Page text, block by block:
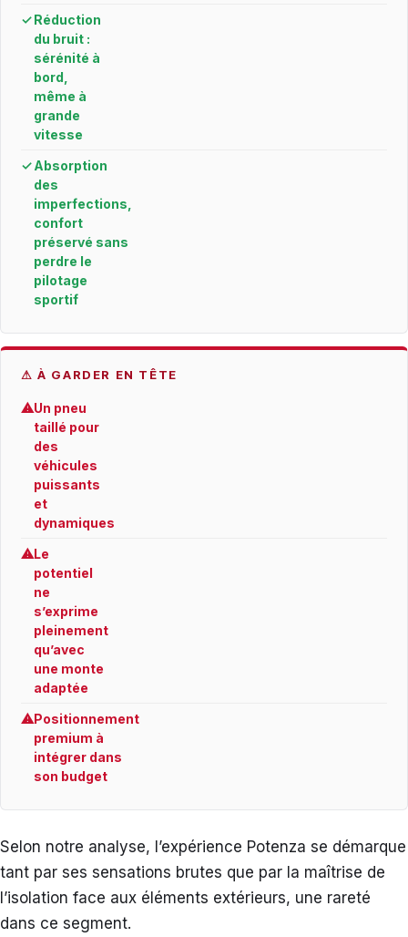
✓Réduction
du bruit :
sérénité à
bord,
même à
grande
vitesse
✓Absorption
des
imperfections,
confort
préservé sans
perdre le
pilotage
sportif
⚠ À GARDER EN TÊTE
⚠Un pneu
taillé pour
des
véhicules
puissants
et
dynamiques
⚠Le
potentiel
ne
s’exprime
pleinement
qu’avec
une monte
adaptée
⚠Positionnement
premium à
intégrer dans
son budget
Selon notre analyse, l’expérience Potenza se démarque
tant par ses sensations brutes que par la maîtrise de
l’isolation face aux éléments extérieurs, une rareté
dans ce segment.